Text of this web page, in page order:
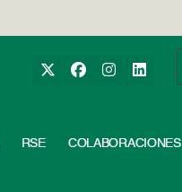
RSE COLABORACIONES